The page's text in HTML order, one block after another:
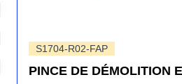
S1704-R02-FAP
PINCE DE DÉMOLITION